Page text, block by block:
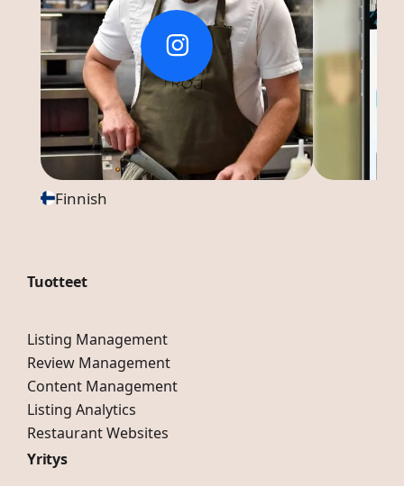
Finnish
Tuotteet
Listing Management
Review Management
Content Management
Listing Analytics
Restaurant Websites
Yritys